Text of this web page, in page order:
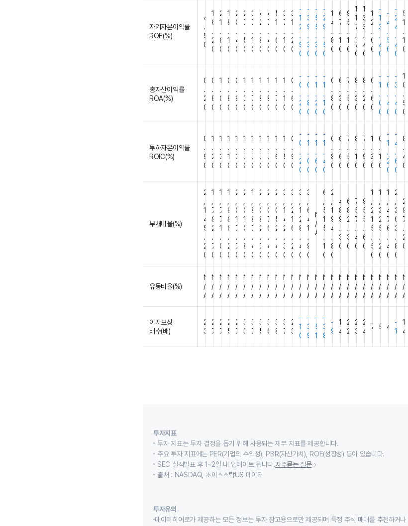
자기자본이익률
ROE(%)
4
.
9
0
1
6
.
2
0
2
1
.
6
0
1
8
.
1
0
2
0
.
4
0
2
7
.
5
0
3
7
.
1
0
4
2
.
8
0
4
7
.
4
0
5
1
.
6
0
3
7
.
1
0
3
1
.
2
0
-
1
2
.
9
0
-
3
9
.
3
0
-
5
5
.
3
0
-
2
9
.
5
0
1
4
.
8
0
6
7
.
1
0
9
5
.
1
0
1
1
7
.
7
0
1
3
3
.
4
0
1
2
.
0
0
-
1
3
.
4
0
-
4
.
5
0
-
2
4
.
4
0
5
1
.
1
0
총자산이익률
ROA(%)
0
.
2
0
0
.
8
0
1
.
0
0
0
.
8
0
0
.
9
0
1
.
3
0
1
.
7
0
1
.
8
0
1
.
8
0
1
.
7
0
1
.
1
0
0
.
6
0
-
0
.
2
0
-
0
.
8
0
-
1
.
2
0
-
1
.
1
0
0
.
8
0
6
.
3
0
7
.
5
0
8
.
3
0
8
.
2
0
0
.
6
0
-
1
.
0
0
-
0
.
4
0
-
3
.
4
0
1
0
.
5
0
투하자본이익률
ROIC(%)
0
.
9
0
1
.
2
0
1
.
3
0
1
.
1
0
1
.
3
0
1
.
7
0
1
.
7
0
1
.
7
0
1
.
7
0
1
.
6
0
1
.
5
0
0
.
9
0
-
0
.
2
0
-
1
.
0
0
-
1
.
6
0
-
1
.
4
0
0
.
8
0
6
.
6
0
7
.
5
0
8
.
1
0
7
.
9
0
1
.
3
0
0
.
1
0
-
1
.
2
0
-
4
.
6
0
8
.
4
0
부채비율(%)
2
1
4
5
.
2
0
1
7
9
2
.
7
0
1
7
7
1
.
0
0
1
9
9
6
.
2
0
2
0
1
7
.
7
0
2
0
1
0
.
8
0
1
8
8
7
.
4
0
2
0
8
2
.
7
0
2
0
7
6
.
4
0
2
0
5
2
.
4
0
3
1
4
2
.
3
0
3
2
1
6
.
2
0
3
1
2
8
.
4
0
3
6
4
1
.
9
0
N
/
A
6
5
1
5
.
1
0
2
1
9
4
.
8
0
4
8
9
.
3
0
6
8
2
.
3
0
7
5
7
.
4
0
9
5
5
.
6
0
1
2
1
5
.
5
0
1
3
2
5
.
2
0
1
4
7
6
.
4
0
2
3
0
3
.
8
0
2
9
7
.
2
0
유동비율(%)
N
/
A
N
/
A
N
/
A
N
/
A
N
/
A
N
/
A
N
/
A
N
/
A
N
/
A
N
/
A
N
/
A
N
/
A
N
/
A
N
/
A
N
/
A
N
/
A
N
/
A
N
/
A
N
/
A
N
/
A
N
/
A
N
/
A
N
/
A
N
/
A
N
/
A
N
/
A
이자보상
배수(배)
2
3
2
7
2
7
2
5
2
7
3
3
3
7
3
5
3
6
3
8
3
7
2
3
-
1
0
-
3
9
-
5
1
-
3
8
-
9
1
4
2
2
2
3
2
4
7 5 4
-
1
1
4
투자지표
투자 지표는 투자 결정을 돕기 위해 사용되는 재무 지표를 제공합니다.
주요 투자 지표에는 PER(기업의 수익성), PBR(자산가치), ROE(성장성) 등이 있습니다.
SEC 실적발표 후 1~2일 내 업데이트 됩니다.자주묻는 질문
출처 : NASDAQ, 초이스스탁US 데이터
투자유의
데이터히어로가 제공하는 모든 정보는 투자 참고용으로만 제공되며 특정 주식 매매를 추천하거